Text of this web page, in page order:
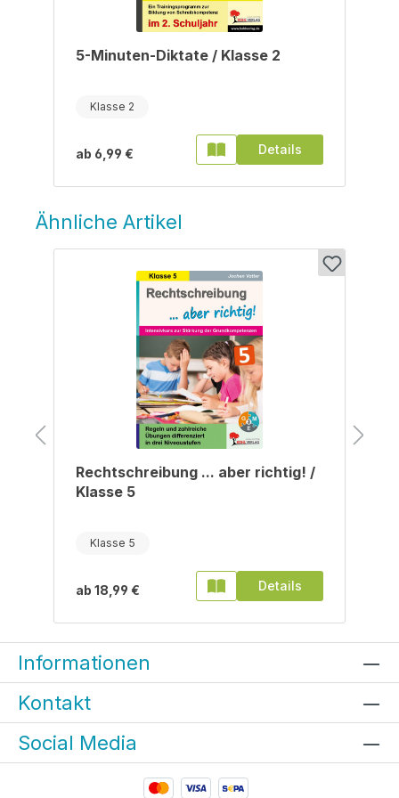
5-Minuten-Diktate / Klasse 2
Klasse 2
ab 6,99 € Details
Ähnliche Artikel
Rechtschreibung ... aber richtig! /
Klasse 5
Klasse 5
ab 18,99 € Details
Informationen
Kontakt
Social Media